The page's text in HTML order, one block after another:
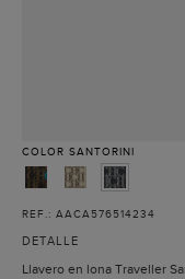
COLOR SANTORINI
REF.: AACA576514234
DETALLE
Llavero en lona Traveller